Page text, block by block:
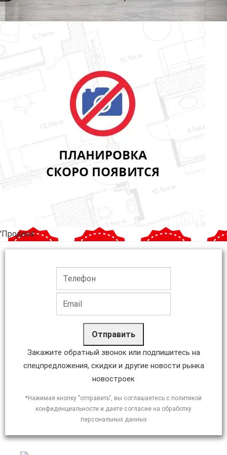
'Продана'
Отправить
Закажите обратный звонок или подпишитесь на
спецпредложения, скидки и другие новости рынка
новостроек
*Нажимая кнопку "отправить", вы соглашаетесь с политикой
конфиденциальности и даете согласие на обработку
персональных данных